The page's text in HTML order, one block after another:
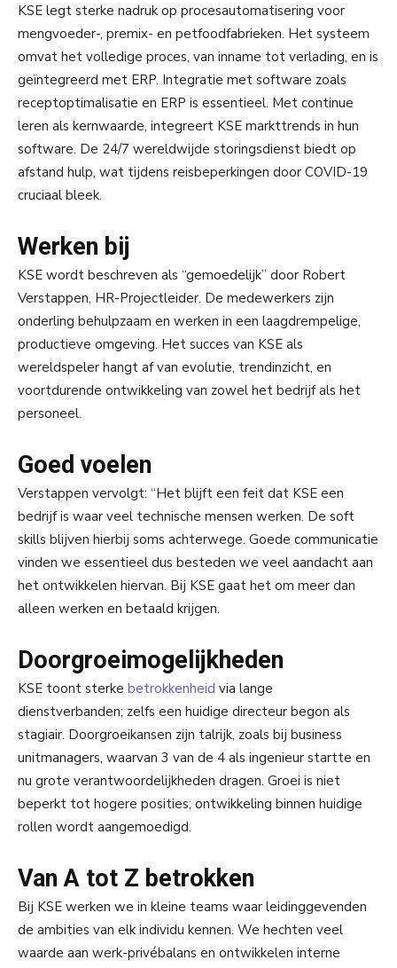
KSE legt sterke nadruk op procesautomatisering voor
mengvoeder-, premix- en petfoodfabrieken. Het systeem
omvat het volledige proces, van inname tot verlading, en is
geïntegreerd met ERP. Integratie met software zoals
receptoptimalisatie en ERP is essentieel. Met continue
leren als kernwaarde, integreert KSE markttrends in hun
software. De 24/7 wereldwijde storingsdienst biedt op
afstand hulp, wat tijdens reisbeperkingen door COVID-19
cruciaal bleek.
Werken bij
KSE wordt beschreven als “gemoedelijk” door Robert
Verstappen, HR-Projectleider. De medewerkers zijn
onderling behulpzaam en werken in een laagdrempelige,
productieve omgeving. Het succes van KSE als
wereldspeler hangt af van evolutie, trendinzicht, en
voortdurende ontwikkeling van zowel het bedrijf als het
personeel.
Goed voelen
Verstappen vervolgt: “Het blijft een feit dat KSE een
bedrijf is waar veel technische mensen werken. De soft
skills blijven hierbij soms achterwege. Goede communicatie
vinden we essentieel dus besteden we veel aandacht aan
het ontwikkelen hiervan. Bij KSE gaat het om meer dan
alleen werken en betaald krijgen.
Doorgroeimogelijkheden
KSE toont sterke betrokkenheid via lange
dienstverbanden; zelfs een huidige directeur begon als
stagiair. Doorgroeikansen zijn talrijk, zoals bij business
unitmanagers, waarvan 3 van de 4 als ingenieur startte en
nu grote verantwoordelijkheden dragen. Groei is niet
beperkt tot hogere posities; ontwikkeling binnen huidige
rollen wordt aangemoedigd.
Van A tot Z betrokken
Bij KSE werken we in kleine teams waar leidinggevenden
de ambities van elk individu kennen. We hechten veel
waarde aan werk-privébalans en ontwikkelen interne